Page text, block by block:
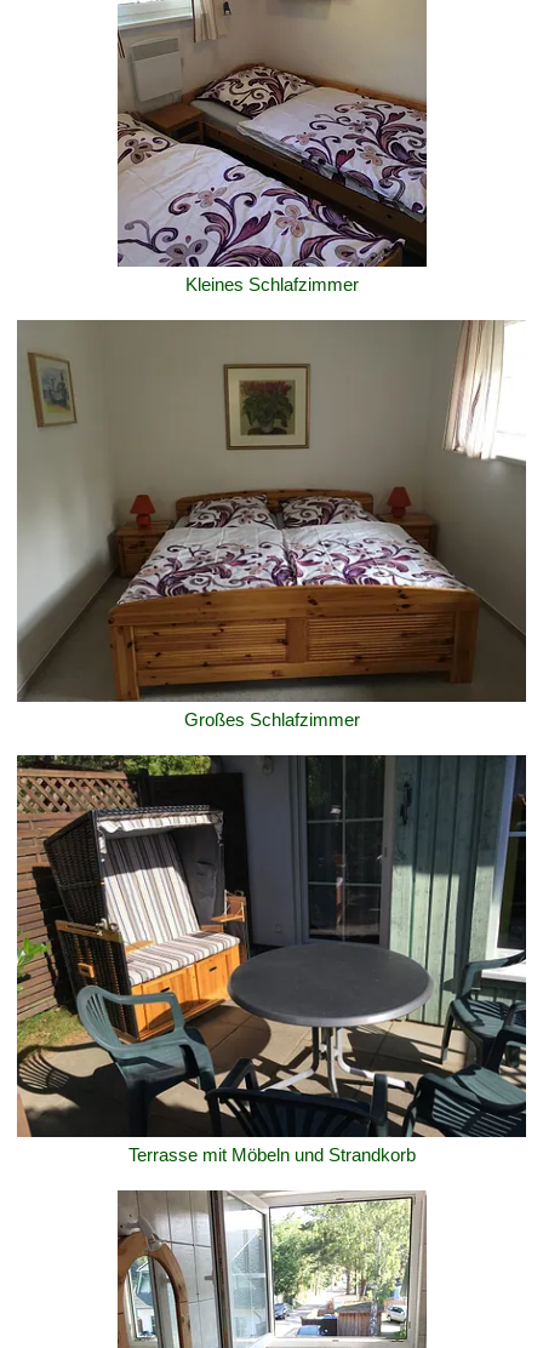
Kleines Schlafzimmer
Großes Schlafzimmer
Terrasse mit Möbeln und Strandkorb